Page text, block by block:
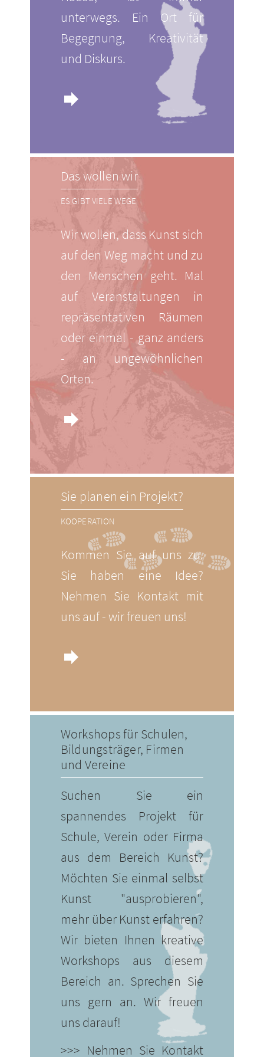
unterwegs. Ein Ort für
Begegnung, Kreativität
und Diskurs.
forward
Das wollen wir
ES GIBT VIELE WEGE
Wir wollen, dass Kunst sich
auf den Weg macht und zu
den Menschen geht. Mal
auf Veranstaltungen in
repräsentativen Räumen
oder einmal - ganz anders
- an ungewöhnlichen
Orten.
forward
Sie planen ein Projekt?
KOOPERATION
Kommen Sie auf uns zu.
Sie haben eine Idee?
Nehmen Sie Kontakt mit
uns auf - wir freuen uns!
forward
Workshops für Schulen,
Bildungsträger, Firmen
und Vereine
Suchen Sie ein
spannendes Projekt für
Schule, Verein oder Firma
aus dem Bereich Kunst?
Möchten Sie einmal selbst
Kunst "ausprobieren",
mehr über Kunst erfahren?
Wir bieten Ihnen kreative
Workshops aus diesem
Bereich an. Sprechen Sie
uns gern an. Wir freuen
uns darauf!
>>> Nehmen Sie Kontakt